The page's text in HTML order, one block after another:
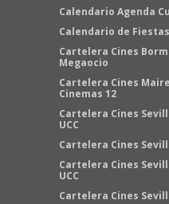
Calendario Agenda
Calendario de
Cartelera Cines
Megaocio
Cartelera Cines
Cinemas 12
Cartelera Cines
UCC
Cartelera Cines
Cartelera Cines
UCC
Cartelera Cines